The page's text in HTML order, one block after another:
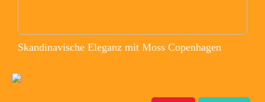
Skandinavische Eleganz mit Moss Copenhagen